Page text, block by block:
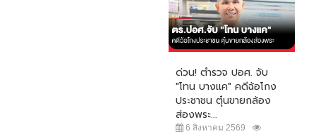
ด่วน! ตำรวจ ปอศ. จับ
"โทน บางแค" คดีฉ้อโกง
ประชาชน ตุ๋นขายกล้อง
ส่องพระ...
6 สิงหาคม 2569